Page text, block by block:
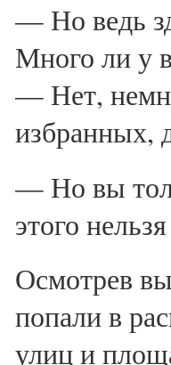
— Но ведь
Много ли у
— Нет,
избранных,
— Но вы
этого
Осмотрев
попали в
улиц и